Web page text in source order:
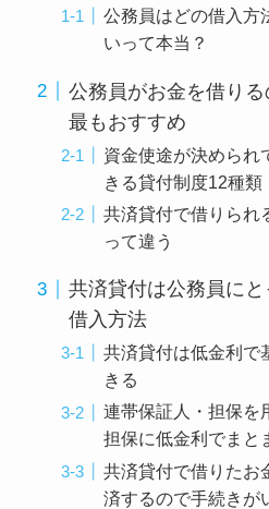
公務員はどの借入方
いって本当？
公務員がお金を借り
最もおすすめ
資金使途が決められ
きる貸付制度12種類
共済貸付で借りられ
って違う
共済貸付は公務員に
借入方法
共済貸付は低金利で
きる
連帯保証人・担保を
担保に低金利でまと
共済貸付で借りたお
済するので手続きが